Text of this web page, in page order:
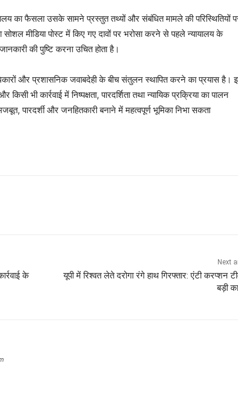
का फैसला उसके सामने प्रस्तुत तथ्यों और संबंधित मामले की परिस्थितियों
सोशल मीडिया पोस्ट में किए गए दावों पर भरोसा करने से पहले न्यायालय के
की पुष्टि करना उचित होता है।
और प्रशासनिक जवाबदेही के बीच संतुलन स्थापित करने का प्रयास है।
भी कार्रवाई में निष्पक्षता, पारदर्शिता तथा न्यायिक प्रक्रिया का पालन
पारदर्शी और जनहितकारी बनाने में महत्वपूर्ण भूमिका निभा सकता
के
Next
यूपी में रिश्वत लेते दरोगा रंगे हाथ गिरफ्तार: एंटी करप्शन
बड़ी